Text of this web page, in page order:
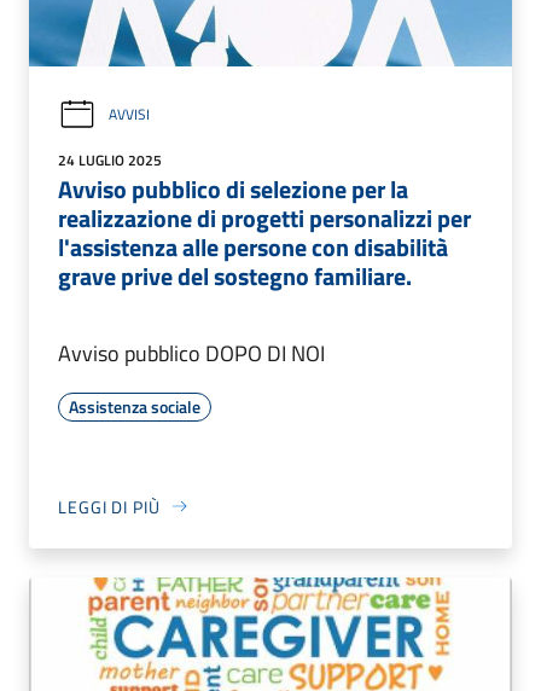
AVVISI
24 LUGLIO 2025
Avviso pubblico di selezione per la
realizzazione di progetti personalizzi per
l'assistenza alle persone con disabilità
grave prive del sostegno familiare.
Avviso pubblico DOPO DI NOI
Assistenza sociale
LEGGI DI PIÙ